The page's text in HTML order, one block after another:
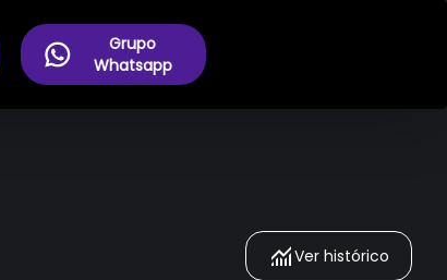
Grupo
Whatsapp
Ver histórico